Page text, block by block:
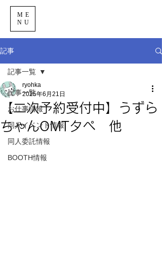
ME
NU
記事
記事一覧
お仕事情報
同人イベント情報
同人委託情報
BOOTH情報
記事一覧
【二次予約受付中】うずら
ちゃんOMTタペ 他
ryohka
2025年6月21日